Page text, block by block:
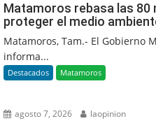
Matamoros rebasa las
proteger el medio
Matamoros, Tam.- El Gobierno
informa...
Destacados Matamoros
agosto 7, 2026 laopinion